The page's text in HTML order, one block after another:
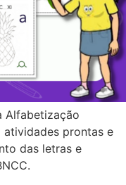
Alfabetização
prontas e
das letras e